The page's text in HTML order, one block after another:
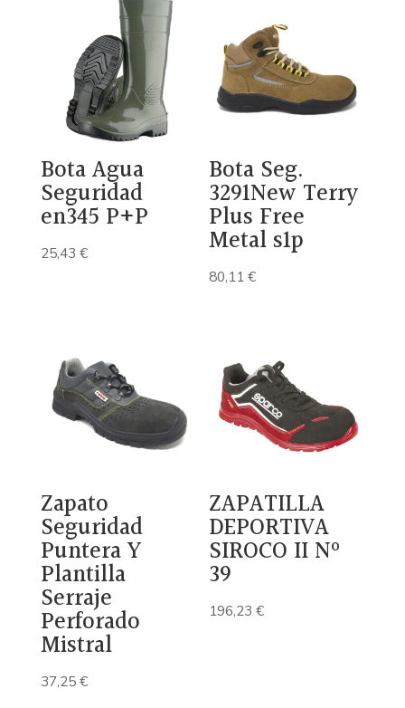
83,17 €.
es:
55,06 €.
Bota Agua
Seguridad
en345 P+P
25,43 €
Bota Seg.
3291New Terry
Plus Free
Metal s1p
80,11€
Zapato
Seguridad
Puntera Y
Plantilla
Serraje
Perforado
Mistral
37,25€
ZAPATILLA
DEPORTIVA
SIROCO II Nº
39
196,23€